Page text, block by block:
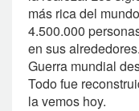
más rica del
4.500.000
en sus
Guerra mundial
Todo fue
la vemos hoy.